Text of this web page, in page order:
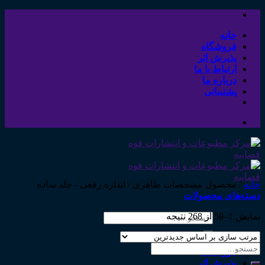
Skip
contentخانه
فروشگاه
پذیرش اثر
ارتباط با ما
درباره ما
پشتیبانی
جستجو
خانه
فروشگاه
پذیرش اثر
خانه /محصول مشخصات ظاهری / اندازه رقعی - جلد ساده
دسته‌های محصولات
نمایش 1–50 از 268 نتیجه
جستجو